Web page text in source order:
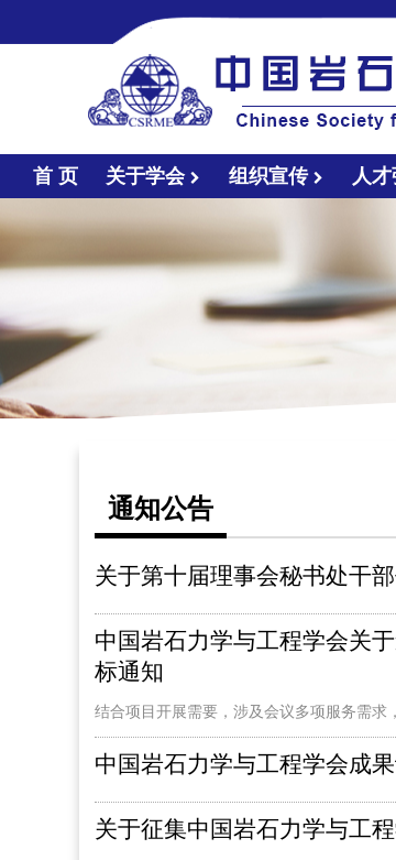
首 页
关于学会 组织宣传 人
通知公告
关于第十届理事会秘书处干
中国岩石力学与工程学会关
标通知
结合项目开展需要，涉及会议多项服务需求
中国岩石力学与工程学会成
关于征集中国岩石力学与工